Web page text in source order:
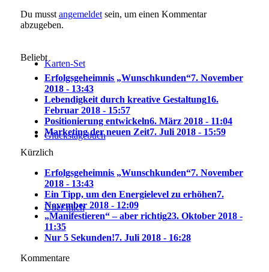
Karten-Set
Glückstagebuch
Über mich
Du musst angemeldetsein, um einen Kommentar
abzugeben.
Beliebt
Erfolgsgeheimnis „Wunschkunden“7. November
2018 - 13:43
Lebendigkeit durch kreative Gestaltung16.
Februar 2018 - 15:57
Positionierung entwickeln6. März 2018 - 11:04
Marketing der neuen Zeit7. Juli 2018 - 15:59
Kürzlich
Erfolgsgeheimnis „Wunschkunden“7. November
2018 - 13:43
Ein Tipp, um den Energielevel zu erhöhen7.
November 2018 - 12:09
„Manifestieren“ – aber richtig23. Oktober 2018 -
11:35
Nur 5 Sekunden!7. Juli 2018 - 16:28
Kommentare